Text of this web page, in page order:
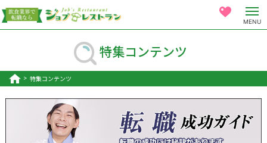
MENU
特集コンテンツ
特集コンテンツ